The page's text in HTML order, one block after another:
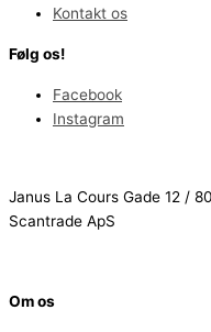
Kontakt os
Følg os!
Facebook
Instagram
Janus La Cours Gade 12 /
Scantrade ApS
Om os